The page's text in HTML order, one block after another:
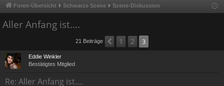
en Foren-Übersicht Schwarze Szene Szene-Diskussion
Aller Anfang ist....
21 Beiträge Vorherige
1 2 3
Eddie Winkler
Bestätigtes Mitglied
Re: Aller Anfang ist....